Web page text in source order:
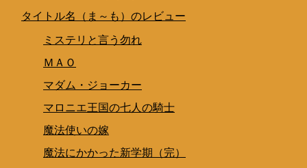
タイトル名（ま～も）のレビュー
ミステリと言う勿れ
ＭＡＯ
マダム・ジョーカー
マロニエ王国の七人の騎士
魔法使いの嫁
魔法にかかった新学期（完）